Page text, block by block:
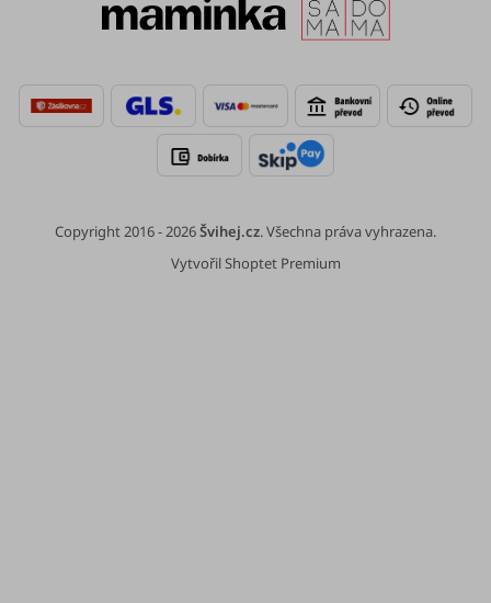
Vytvořil Shoptet Premium
Copyright 2016 - 2026Švihej.cz. Všechna práva vyhrazena.